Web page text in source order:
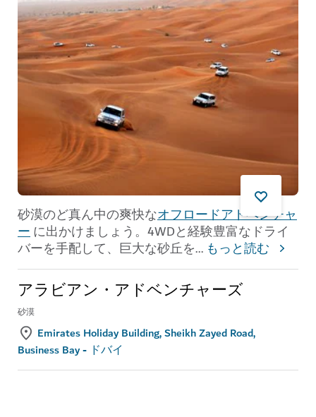
砂漠のど真ん中の爽快なオフロードアドベンチャ
ーに出かけましょう。4WDと経験豊富なドライ
バーを手配して、巨大な砂丘を... もっと読む
アラビアン・アドベンチャーズ
砂漠
Emirates Holiday Building, Sheikh Zayed Road,
Business Bay - ドバイ